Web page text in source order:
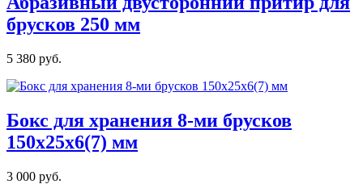
брусков 250 мм
5 380 руб.
Бокс для хранения 8-ми брусков
150х25х6(7) мм
3 000 руб.